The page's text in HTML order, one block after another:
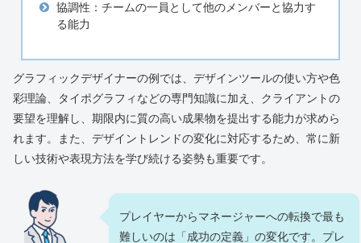
協調性：チームの一員として他のメンバーと協力す
る能力
グラフィックデザイナーの例では、デザインツールの使い方や色
彩理論、タイポグラフィなどの専門知識に加え、クライアントの
要望を理解し、期限内に質の高い成果物を提出する能力が求めら
れます。また、デザイントレンドの変化に対応するため、常に新
しい技術や表現方法を学び続ける姿勢も重要です。
プレイヤーからマネージャーへの転換で最も
難しいのは「成功の定義」の変化です。プレ